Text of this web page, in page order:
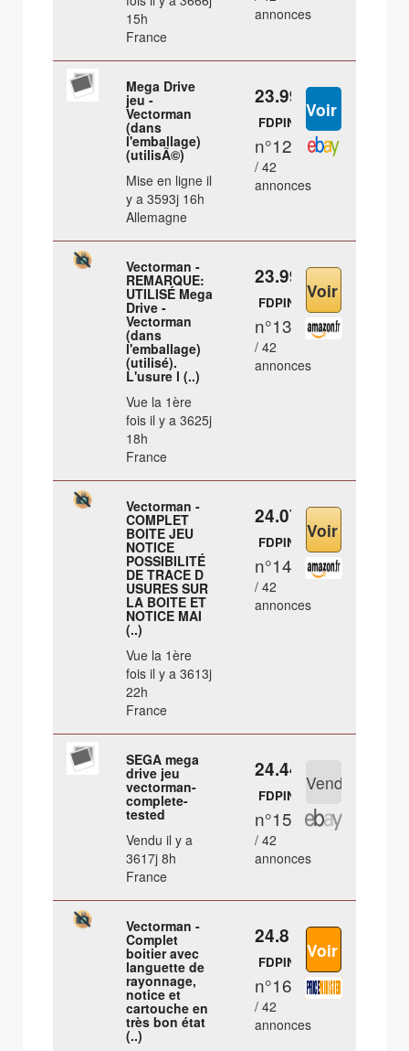
15h
France
annonces
Mega Drive
jeu -
Vectorman
(dans
l'emballage)
(utilisÃ©)
Mise en ligne il
y a 3593j 16h
Allemagne
23.99 €
FDPIN
n°12
/ 42
annonces
Vectorman -
REMARQUE:
UTILISÉ Mega
Drive -
Vectorman
(dans
l'emballage)
(utilisé).
L'usure l (..)
Vue la 1ère
fois il y a 3625j
18h
France
23.99 €
FDPIN
n°13
/ 42
annonces
Vectorman -
COMPLET
BOITE JEU
NOTICE
POSSIBILITÉ
DE TRACE D
USURES SUR
LA BOITE ET
NOTICE MAI
(..)
Vue la 1ère
fois il y a 3613j
22h
France
24.07 €
FDPIN
n°14
/ 42
annonces
SEGA mega
drive jeu
vectorman-
complete-
tested
Vendu il y a
3617j 8h
France
24.44 €
FDPIN
n°15
/ 42
annonces
Vectorman -
Complet
boitier avec
languette de
rayonnage,
notice et
cartouche en
très bon état
(..)
24.8 €
FDPIN
n°16
/ 42
annonces